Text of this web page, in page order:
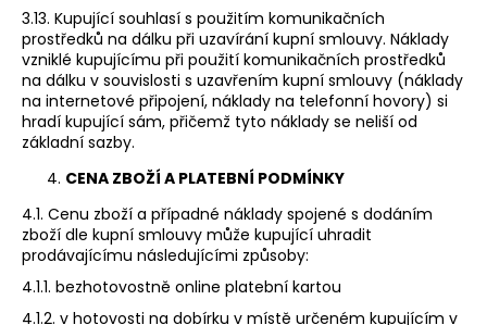
3.13. Kupující souhlasí s použitím komunikačních
prostředků na dálku při uzavírání kupní smlouvy. Náklady
vzniklé kupujícímu při použití komunikačních prostředků
na dálku v souvislosti s uzavřením kupní smlouvy (náklady
na internetové připojení, náklady na telefonní hovory) si
hradí kupující sám, přičemž tyto náklady se neliší od
základní sazby.
CENA ZBOŽÍ A PLATEBNÍ PODMÍNKY
4.1. Cenu zboží a případné náklady spojené s dodáním
zboží dle kupní smlouvy může kupující uhradit
prodávajícímu následujícími způsoby:
4.1.1. bezhotovostně online platební kartou
4.1.2. v hotovosti na dobírku v místě určeném kupujícím v